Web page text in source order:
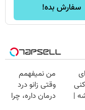
سفارش بده!
|
من نمیفهمم
وقتی زانو درد
درمان داره، چرا